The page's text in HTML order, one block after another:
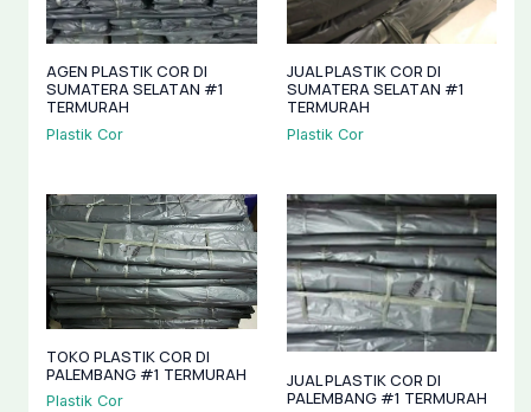
AGEN PLASTIK COR DI
SUMATERA SELATAN #1
TERMURAH
Plastik Cor
JUAL PLASTIK COR DI
SUMATERA SELATAN #1
TERMURAH
Plastik Cor
TOKO PLASTIK COR DI
PALEMBANG #1 TERMURAH
Plastik Cor
JUAL PLASTIK COR DI
PALEMBANG #1 TERMURAH